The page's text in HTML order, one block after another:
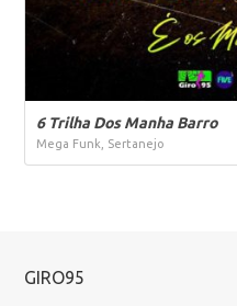
6 Trilha Dos Manha Barro
Mega Funk, Sertanejo
GIRO95